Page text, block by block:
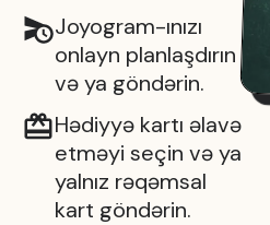
Joyogram-ınızı
onlayn planlaşdırın
və ya göndərin.
Hədiyyə kartı əlavə
etməyi seçin və ya
yalnız rəqəmsal
kart göndərin.